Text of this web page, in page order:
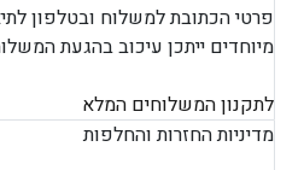
פרטי הכתובת למשלוח ובטלפון
מיוחדים ייתכן עיכוב בהגעת
לתקנון המשלוחים המלא
מדיניות החזרות והחלפות